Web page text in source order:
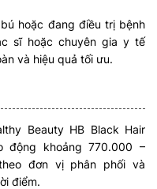
hoặc đang điều trị bệnh
sĩ hoặc chuyên gia y tế
và hiệu quả tối ưu.
Beauty HB Black Hair
khoảng 770.000 –
đơn vị phân phối và
điểm.